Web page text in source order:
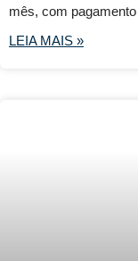
mês, com
LEIA MAIS »